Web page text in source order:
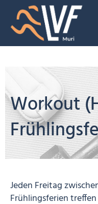
Workout
Jeden Freitag
Frühlingsferien